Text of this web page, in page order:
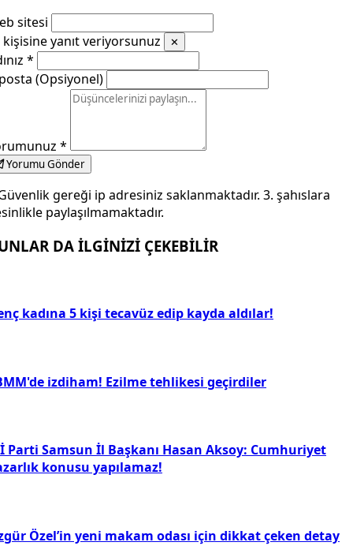
sitesi
kişisine yanıt veriyorsunuz
✕
*
(Opsiyonel)
*
Yorumu Gönder
gereği ip adresiniz saklanmaktadır. 3. şahıslara
paylaşılmamaktadır.
DA İLGİNİZİ ÇEKEBİLİR
kadına 5 kişi tecavüz edip kayda aldılar!
izdiham! Ezilme tehlikesi geçirdiler
Parti Samsun İl Başkanı Hasan Aksoy: Cumhuriyet
konusu yapılamaz!
Özel’in yeni makam odası için dikkat çeken detay